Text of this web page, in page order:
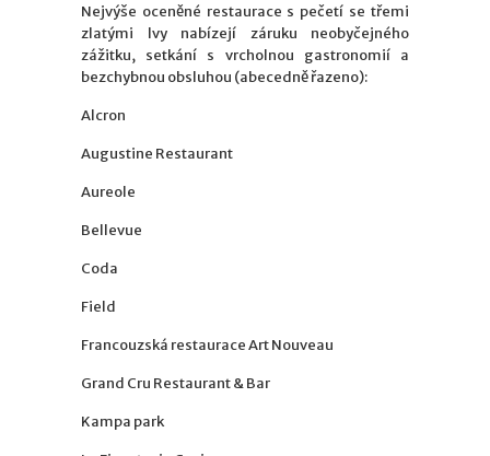
Nejvýše oceněné restaurace s pečetí se třemi
zlatými lvy nabízejí záruku neobyčejného
zážitku, setkání s vrcholnou gastronomií a
bezchybnou obsluhou (abecedně řazeno):
Alcron
Augustine Restaurant
Aureole
Bellevue
Coda
Field
Francouzská restaurace Art Nouveau
Grand Cru Restaurant & Bar
Kampa park